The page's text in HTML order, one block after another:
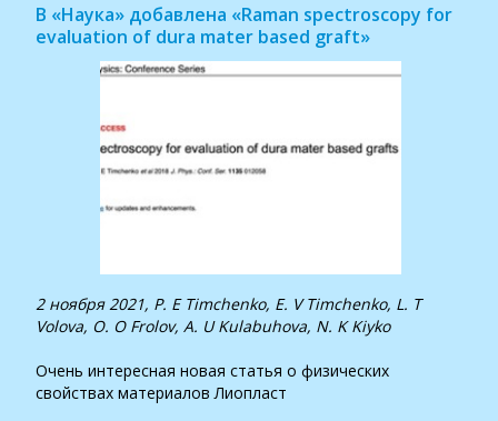
В «Наука» добавлена «Raman spectroscopy for
evaluation of dura mater based graft»
2 ноября 2021, P. Е Timchenko, Е. V Timchenko, L. Т
Volova, О. О Frolov, А. U Kulabuhova, N. K Kiyko
Очень интересная новая статья о физических
свойствах материалов Лиопласт